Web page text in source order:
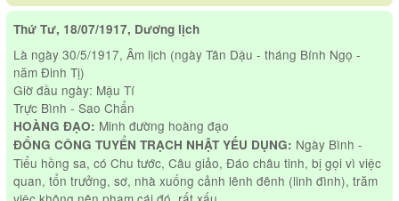
Thứ Tư, 18/07/1917, Dương lịch
Là ngày 30/5/1917, Âm lịch (ngày Tân Dậu - tháng Bính Ngọ -
năm Đinh Tị)
Giờ đầu ngày: Mậu Tí
Trực Bình - Sao Chẩn
HOÀNG ĐẠO: Minh đường hoàng đạo
ĐỔNG CÔNG TUYỂN TRẠCH NHẬT YẾU DỤNG: Ngày Bình -
Tiểu hồng sa, có Chu tước, Câu giảo, Đáo châu tinh, bị gọi vì việc
quan, tổn trưởng, sơ, nhà xuống cảnh lênh đênh (linh đình), trăm